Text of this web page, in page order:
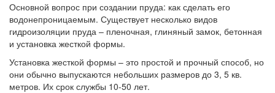
Основной вопрос при создании пруда: как сделать его
водонепроницаемым. Существует несколько видов
гидроизоляции пруда – пленочная, глиняный замок, бетонная
и установка жесткой формы.
Установка жесткой формы – это простой и прочный способ, но
они обычно выпускаются небольших размеров до 3, 5 кв.
метров. Их срок службы 10-50 лет.